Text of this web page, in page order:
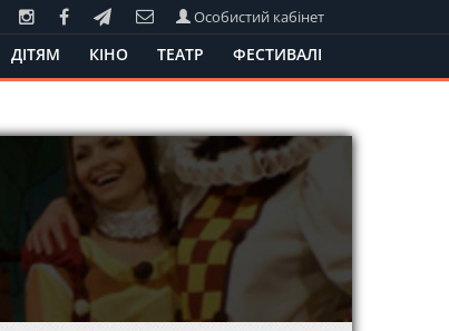
Особистий кабінет
ДІТЯМ КІНО ТЕАТР ФЕСТИВАЛІ